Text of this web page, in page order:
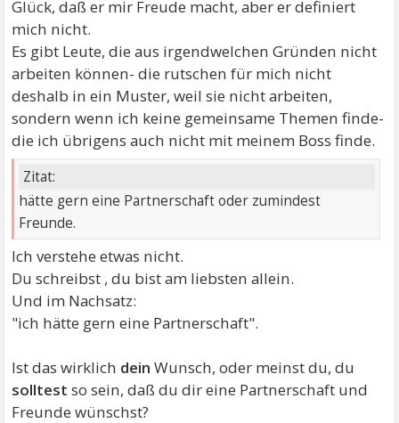
Glück, daß er mir Freude macht, aber er definiert
mich nicht.
Es gibt Leute, die aus irgendwelchen Gründen nicht
arbeiten können- die rutschen für mich nicht
deshalb in ein Muster, weil sie nicht arbeiten,
sondern wenn ich keine gemeinsame Themen finde-
die ich übrigens auch nicht mit meinem Boss finde.
Zitat:
hätte gern eine Partnerschaft oder zumindest
Freunde.
Ich verstehe etwas nicht.
Du schreibst , du bist am liebsten allein.
Und im Nachsatz:
"ich hätte gern eine Partnerschaft".
Ist das wirklich dein Wunsch, oder meinst du, du
solltest so sein, daß du dir eine Partnerschaft und
Freunde wünschst?